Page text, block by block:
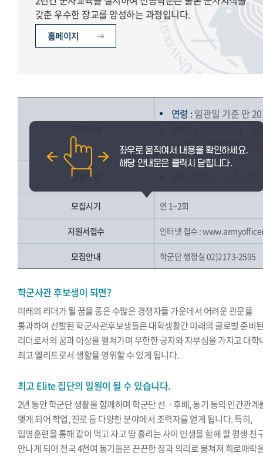
갖춘 우수한 장교를 양성하는 과정입니다.
홈페이지
연령 :임관일 기준 만
※ 1학년 재학생을 대상
선발방법
모집시기 연 1~2회
지원서접수 인터넷 접수 :
모집안내 학군단 행정실 02)2173-2595
학군사관 후보생이 되면?
미래의 리더가 될 꿈을 품은 수많은 경쟁자들 가운데서 어려운 관문을
통과하여 선발된 학군사관후보생들은 대학생활간 미래의 글로벌 준비
리더로서의 꿈과 이상을 펼쳐가며 무한한 긍지와 자부심을 가지고 대학
최고 엘리트로서 생활을 영위할 수 있게 됩니다.
최고 Elite 집단의 일원이 될 수 있습니다.
2년 동안 학군단 생활을 함께하며 학군단 선ㆍ후배, 동기 등의 인간관계
맺게 되어 학업, 진로 등 다양한 분야에서 조력자를 얻게 됩니다. 특히,
입영훈련을 통해 같이 먹고 자고 땀 흘리는 사이 인생을 함께 할 평생 친
만나게 되어 전국 4천여 동기들은 끈끈한 정과 의리로 뭉쳐져 희로애락